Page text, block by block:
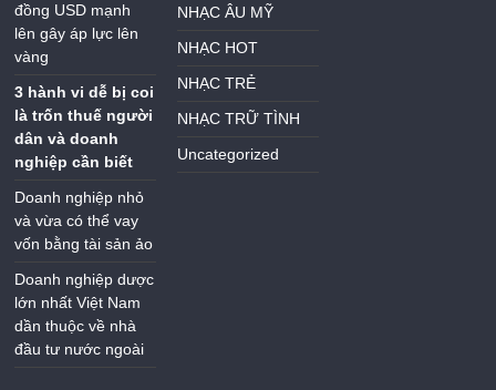
đồng USD mạnh
lên gây áp lực lên
vàng
3 hành vi dễ bị coi
là trốn thuế người
dân và doanh
nghiệp cần biết
Doanh nghiệp nhỏ
và vừa có thể vay
vốn bằng tài sản ảo
Doanh nghiệp dược
lớn nhất Việt Nam
dần thuộc về nhà
đầu tư nước ngoài
NHẠC ÂU MỸ
NHẠC HOT
NHẠC TRẺ
NHẠC TRỮ TÌNH
Uncategorized